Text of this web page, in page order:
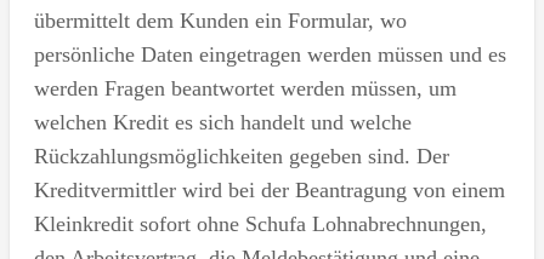
übermittelt dem Kunden ein Formular, wo
persönliche Daten eingetragen werden müssen und es
werden Fragen beantwortet werden müssen, um
welchen Kredit es sich handelt und welche
Rückzahlungsmöglichkeiten gegeben sind. Der
Kreditvermittler wird bei der Beantragung von einem
Kleinkredit sofort ohne Schufa Lohnabrechnungen,